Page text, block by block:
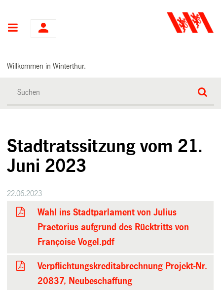
Hauptnavigation
Willkommen in Winterthur.
Stadtratssitzung vom 21.
Juni 2023
22.06.2023
Wahl ins Stadtparlament von Julius
Praetorius aufgrund des Rücktritts von
Françoise Vogel.pdf
Verpflichtungskreditabrechnung Projekt-Nr.
20837, Neubeschaffung